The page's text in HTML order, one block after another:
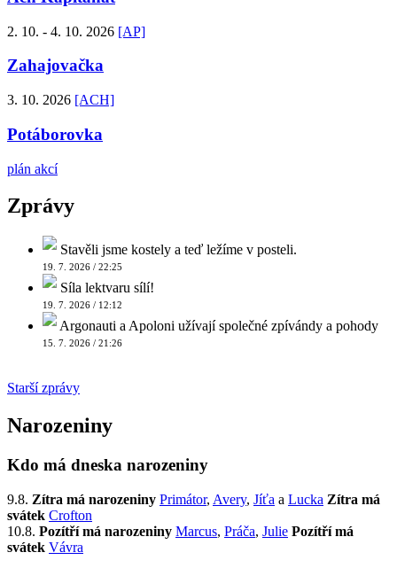
2. 10. - 4. 10. 2026 [AP]
Zahajovačka
3. 10. 2026 [ACH]
Potáborovka
plán akcí
Zprávy
Stavěli jsme kostely a teď ležíme v posteli.
19. 7. 2026 / 22:25
Síla lektvaru sílí!
19. 7. 2026 / 12:12
Argonauti a Apoloni užívají společné zpívándy a pohody
15. 7. 2026 / 21:26
Starší zprávy
Narozeniny
Kdo má dneska narozeniny
9.8. Zítra má narozeniny Primátor, Avery, Jíťa a Lucka Zítra má
svátek Crofton
10.8. Pozítří má narozeniny Marcus, Práča, Julie Pozítří má
svátek Vávra